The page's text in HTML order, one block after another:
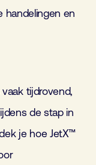
handelingen en
tijdrovend,
de stap in
je hoe JetX™